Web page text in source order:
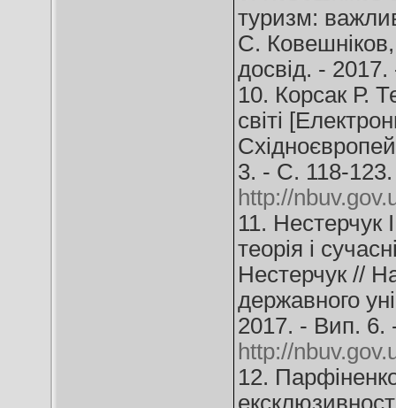
туризм:
C.
досвід. -
10. Корсак Р.
світі
3. - С. 118-
http://
11. Нестерчук
теорія і
Нестерчук //
державного
2017. - Вип. 6.
http://
12.